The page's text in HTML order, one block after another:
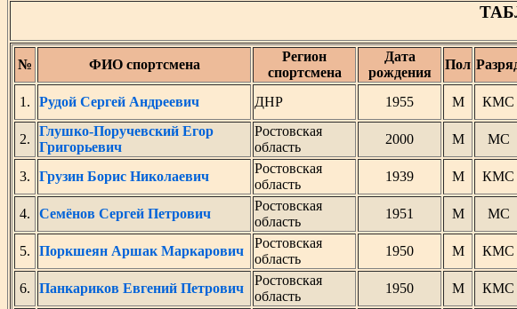
№ ФИО спортсмена
Регион
спортсмена
Дата
рождения
Пол
1.
Рудой Сергей Андреевич ДНР 1955 М КМС
2.
Глушко-Поручевский Егор
Григорьевич
Ростовская
область
2000 М МС
3. Грузин Борис Николаевич
Ростовская
область
1939 М КМС
4. Семёнов Сергей Петрович
Ростовская
область
1951 М МС
5. Поркшеян Аршак Маркарович
Ростовская
область
1950 М КМС
6. Панкариков Евгений Петрович
Ростовская
область
1950 М КМС